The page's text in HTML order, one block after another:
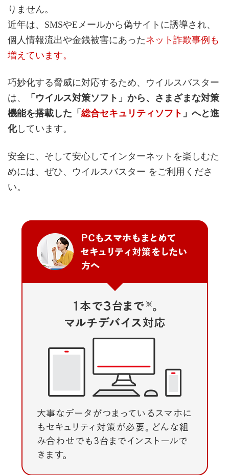
りません。
近年は、SMSやEメールから偽サイトに誘導され、
個人情報流出や金銭被害にあったネット詐欺事例も
増えています。
巧妙化する脅威に対応するため、ウイルスバスター
は、
「ウイルス対策ソフト」から、さまざまな対策
機能を搭載した「 総合セキュリティソフト 」へと進
化しています。
安全に、そして安心してインターネットを楽しむた
めには、ぜひ、ウイルスバスター をご利用くださ
い。